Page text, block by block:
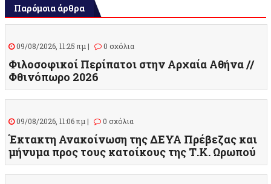
Παρόμοια άρθρα
09/08/2026, 11:25 πμ | 0 σχόλια
Φιλοσοφικοί Περίπατοι στην Αρχαία Αθήνα //
Φθινόπωρο 2026
09/08/2026, 11:06 πμ | 0 σχόλια
Έκτακτη Ανακοίνωση της ΔΕΥΑ Πρέβεζας και
μήνυμα προς τους κατοίκους της Τ.Κ. Ωρωπού